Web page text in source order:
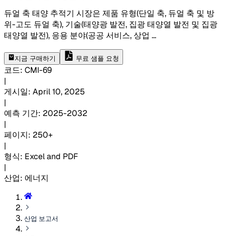
듀얼 축 태양 추적기 시장은 제품 유형(단일 축, 듀얼 축 및 방
위-고도 듀얼 축), 기술(태양광 발전, 집광 태양열 발전 및 집광
태양열 발전), 응용 분야(공공 서비스, 상업 ...
지금 구매하기 무료 샘플 요청
코드: CMI-69
|
게시일: April 10, 2025
|
예측 기간: 2025-2032
|
페이지: 250+
|
형식: Excel and PDF
|
산업: 에너지
산업 보고서